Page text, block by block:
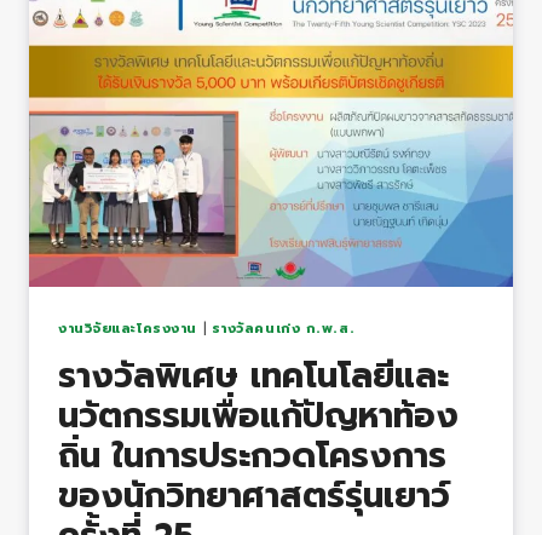
นักเรียน
ที่
ผ่าน
การ
คัด
เลือก
“โครง
งาน
หุ่น
ยนต์
สำหรับ
ประจำ
ปี
2022”
งานวิจัยและโครงงาน | รางวัลคนเก่ง ก.พ.ส.
รางวัลพิเศษ เทคโนโลยีและ
นวัตกรรมเพื่อแก้ปัญหาท้อง
ถิ่น ในการประกวดโครงการ
ของนักวิทยาศาสตร์รุ่นเยาว์